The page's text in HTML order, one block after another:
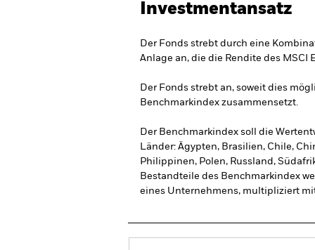
Investmentansatz
Der Fonds strebt durch eine
Anlage an, die die Rendite des
Der Fonds strebt an, soweit dies
Benchmarkindex zusammensetzt.
Der Benchmarkindex soll die
Länder: Ägypten, Brasilien, Chile,
Philippinen, Polen, Russland,
Bestandteile des Benchmarkindex
eines Unternehmens, multipliziert